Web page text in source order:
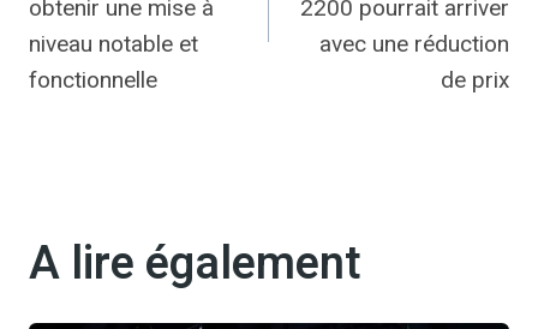
l’article
obtenir une mise à
niveau notable et
fonctionnelle
2200 pourrait arriver
avec une réduction
de prix
A lire également